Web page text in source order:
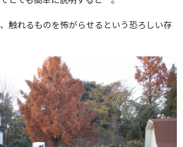
触れるものを怖がらせるという恐ろしい存